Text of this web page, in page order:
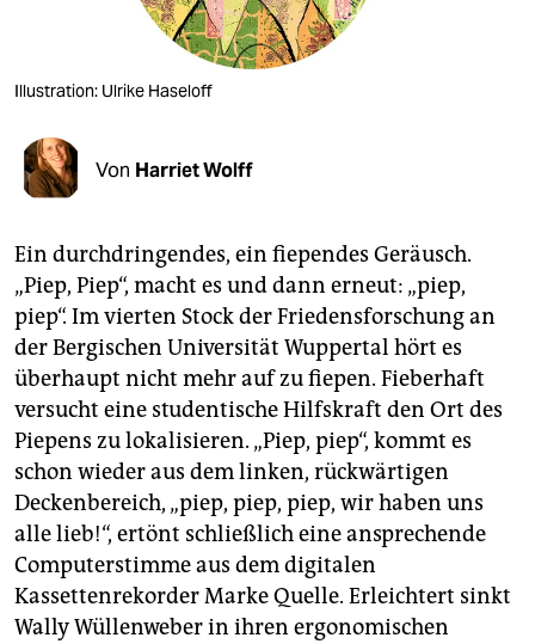
shop
unterstützen
abo
genossenschaft
epaper login
Illustration: Ulrike Haseloff
Von Harriet Wolff
Ein durchdringendes, ein fiependes Geräusch.
„Piep, Piep“, macht es und dann erneut: „piep,
piep“. Im vierten Stock der Friedensforschung an
der Bergischen Universität Wuppertal hört es
überhaupt nicht mehr auf zu fiepen. Fieberhaft
versucht eine studentische Hilfskraft den Ort des
Piepens zu lokalisieren. „Piep, piep“, kommt es
schon wieder aus dem linken, rückwärtigen
Deckenbereich, „piep, piep, piep, wir haben uns
alle lieb!“, ertönt schließlich eine ansprechende
Computerstimme aus dem digitalen
Kassettenrekorder Marke Quelle. Erleichtert sinkt
Wally Wüllenweber in ihren ergonomischen